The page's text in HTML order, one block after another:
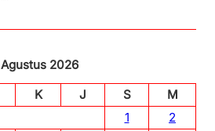
Agustus 2026
K J S
M
1
2